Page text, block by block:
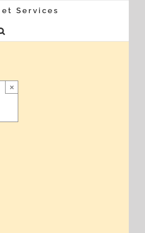
et Services
×